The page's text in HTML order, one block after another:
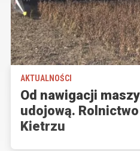
AKTUALNOŚCI
Od nawigacji
udojową.
Kietrzu